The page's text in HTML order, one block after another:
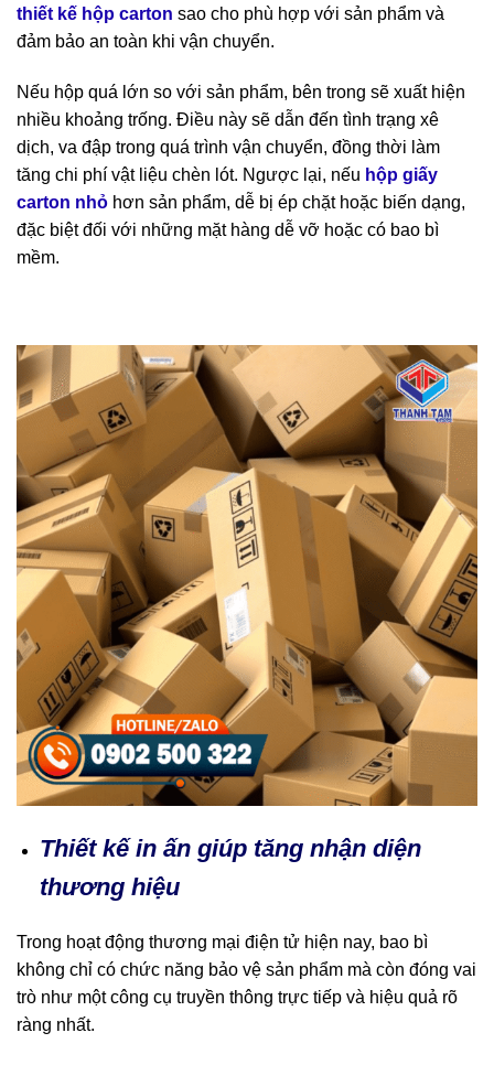
thiết kế hộp carton sao cho phù hợp với sản phẩm và
đảm bảo an toàn khi vận chuyển.
Nếu hộp quá lớn so với sản phẩm, bên trong sẽ xuất hiện
nhiều khoảng trống. Điều này sẽ dẫn đến tình trạng xê
dịch, va đập trong quá trình vận chuyển, đồng thời làm
tăng chi phí vật liệu chèn lót. Ngược lại, nếu hộp giấy
carton nhỏ hơn sản phẩm, dễ bị ép chặt hoặc biến dạng,
đặc biệt đối với những mặt hàng dễ vỡ hoặc có bao bì
mềm.
Thiết kế in ấn giúp tăng nhận diện
thương hiệu
Trong hoạt động thương mại điện tử hiện nay, bao bì
không chỉ có chức năng bảo vệ sản phẩm mà còn đóng vai
trò như một công cụ truyền thông trực tiếp và hiệu quả rõ
ràng nhất.